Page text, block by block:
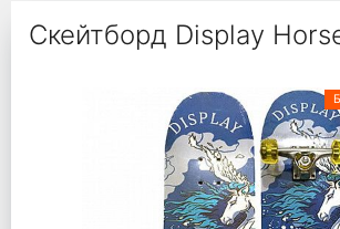
Скейтборд Display